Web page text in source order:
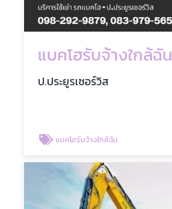
แบคโฮรับจ้างใกล้ฉัน
ป.ประยูรเซอร์วิส
แบคโฮรับจ้างใกล้ฉัน